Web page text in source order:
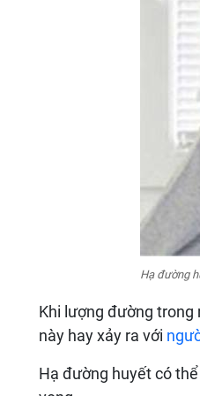
Hạ đường
Khi lượng đường
này hay xảy ra với
Hạ đường huyết có